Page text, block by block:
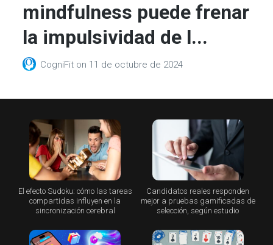
mindfulness puede frenar
la impulsividad de l...
CogniFit on 11 de octubre de 2024
El efecto Sudoku: cómo las tareas
compartidas influyen en la
sincronización cerebral
Candidatos reales responden
mejor a pruebas gamificadas de
selección, según estudio